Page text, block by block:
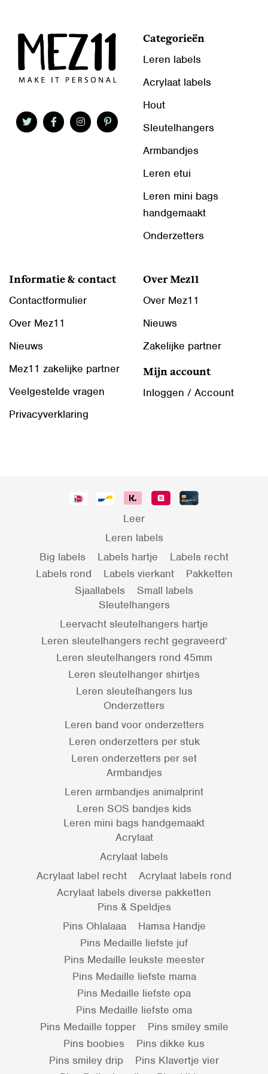
Categorieën
Leren labels
Acrylaat labels
Hout
Sleutelhangers
Armbandjes
Leren etui
Leren mini bags
handgemaakt
Onderzetters
Informatie & contact
Contactformulier
Over Mez11
Nieuws
Mez11 zakelijke partner
Veelgestelde vragen
Privacyverklaring
Over Mez11
Over Mez11
Nieuws
Zakelijke partner
Mijn account
Inloggen / Account
Leer
Leren labels
Big labels
Labels hartje
Labels recht
Labels rond
Labels vierkant
Pakketten
Sjaallabels
Small labels
Sleutelhangers
Leervacht sleutelhangers hartje
Leren sleutelhangers recht gegraveerd’
Leren sleutelhangers rond 45mm
Leren sleutelhanger shirtjes
Leren sleutelhangers lus
Onderzetters
Leren band voor onderzetters
Leren onderzetters per stuk
Leren onderzetters per set
Armbandjes
Leren armbandjes animalprint
Leren SOS bandjes kids
Leren mini bags handgemaakt
Acrylaat
Acrylaat labels
Acrylaat label recht
Acrylaat labels rond
Acrylaat labels diverse pakketten
Pins & Speldjes
Pins Ohlalaaa
Hamsa Handje
Pins Medaille liefste juf
Pins Medaille leukste meester
Pins Medaille liefste mama
Pins Medaille liefste opa
Pins Medaille liefste oma
Pins Medaille topper
Pins smiley smile
Pins boobies
Pins dikke kus
Pins smiley drip
Pins Klavertje vier